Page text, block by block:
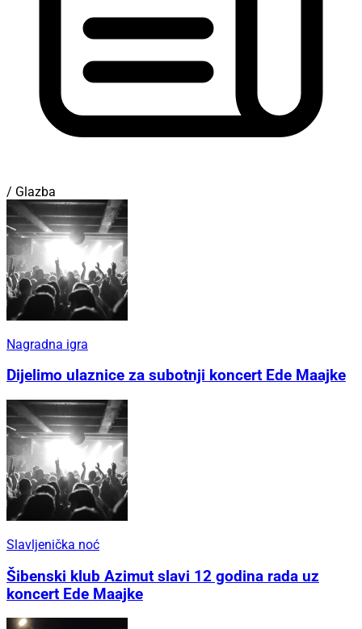
/ Glazba
Nagradna igra
Dijelimo ulaznice za subotnji koncert Ede Maajke
Slavljenička noć
Šibenski klub Azimut slavi 12 godina rada uz
koncert Ede Maajke